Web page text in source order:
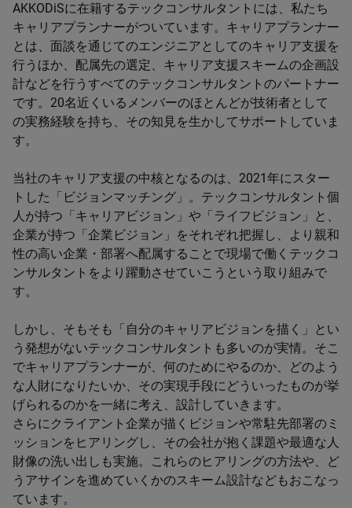
AKKODiSに在籍するテックコンサルタントには、私たち
キャリアプランナーがついています。キャリアプランナー
とは、面談を通じてのエンジニアとしてのキャリア支援を
行うほか、配属先の選定、キャリア支援スキームの企画設
計などを行うすべてのテックコンサルタントのパートナー
です。20名近くいるメンバーのほとんどが技術者として
の実務経験を持ち、その知見を生かしてサポートしていま
す。
当社のキャリア支援の中核となるのは、2021年にスター
トした「ビジョンマッチング」。テックコンサルタント個
人が持つ「キャリアビジョン」や「ライフビジョン」と、
企業が持つ「企業ビジョン」をそれぞれ把握し、より親和
性の高い企業・部署へ配属することで現場で働くテックコ
ンサルタントをより躍動させていこうという取り組みで
す。
しかし、そもそも「自分のキャリアビジョンを描く」とい
う発想がないテックコンサルタントも多いのが実情。そこ
でキャリアプランナーが、何のためにやるのか、どのよう
な人財になりたいか、その実現手段にどういったものが挙
げられるのかを一緒に考え、設計していきます。
さらにクライアント企業が描くビジョンや常駐先部署のミ
ッションをヒアリングし、その会社が抱く課題や最適な人
財像の洗い出しも実施。これらのヒアリングの方法や、ど
うアサインを進めていくかのスキーム設計などもおこなっ
ています。